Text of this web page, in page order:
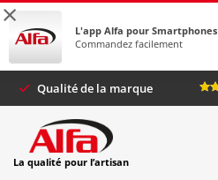
×
L'app Alfa pour Smartphones
Commandez facilement
Qualité de la marque
La qualité pour l’artisan